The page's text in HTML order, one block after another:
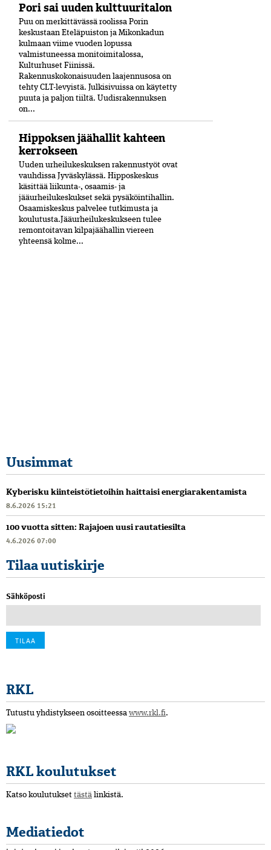
Pori sai uuden kulttuuritalon
Puu on merkittävässä roolissa Porin
keskustaan Eteläpuiston ja Mikonkadun
kulmaan viime vuoden lopussa
valmistuneessa moni­toimitalossa,
Kulturhuset Fiinissä.
Rakennuskokonaisuuden laajennusosa on
tehty CLT-levyistä. Julkisivuissa on käytetty
puuta ja paljon tiiltä. Uudisrakennuksen
on...
Hippoksen jäähallit kahteen
kerrokseen
Uuden urheilukeskuksen rakennustyöt ovat
vauhdissa Jyväskylässä. Hipposkeskus
käsittää liikunta-, osaamis- ja
jääurheilukeskukset sekä pysäköintihallin.
Osaamiskeskus palvelee tutkimusta ja
koulutusta.Jääurheilukeskukseen tulee
remontoitavan kilpajäähallin viereen
yhteensä kolme...
Uusimmat
Kyberisku kiinteistötietoihin haittaisi energiarakentamista
8.6.2026 15:21
100 vuotta sitten: Rajajoen uusi rautatiesilta
4.6.2026 07:00
Tilaa uutiskirje
Sähköposti
RKL
Tutustu yhdistykseen osoitteessa www.rkl.fi.
RKL koulutukset
Katso koulutukset tästä linkistä.
Mediatiedot